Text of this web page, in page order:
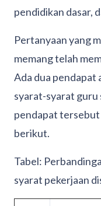
pendidikan dasar,
Pertanyaan yang
memang telah
Ada dua pendapat
syarat-syarat guru
pendapat tersebut
berikut.
Tabel:
syarat pekerjaan